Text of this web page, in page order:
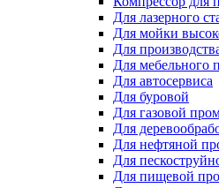
Для лазерного
Для мойки
Для
Для мебельного
Для автосервиса
Для буровой
Для газовой
Для
Для нефтяной
Для
Для пищевой